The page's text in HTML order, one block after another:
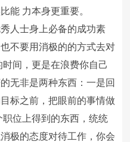
能 力本身更重要。
人士身上必备的成功素
不要用消极的的方式去对
间，更是在浪费你自己
无非是两种东西：一是回
标之前，把眼前的事情做
位上得到的东西，统统
极的态度对待工作，你会